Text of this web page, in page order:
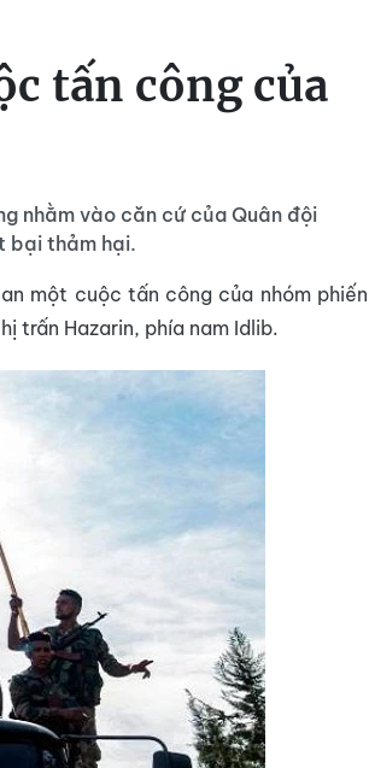
tấn công của
nhằm vào căn cứ của Quân đội
bại thảm hại.
một cuộc tấn công của nhóm phiến
trấn Hazarin, phía nam Idlib.